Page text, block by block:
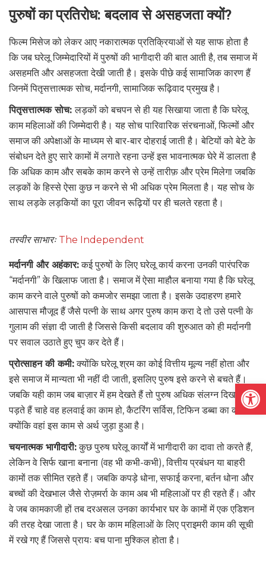
पुरुषों का प्रतिरोध: बदलाव से असहजता क्यों?
फिल्म मिसेज को लेकर आए नकारात्मक प्रतिक्रियाओं से यह साफ होता है
कि जब घरेलू जिम्मेदारियों में पुरुषों की भागीदारी की बात आती है, तब समाज में
असहमति और असहजता देखी जाती है। इसके पीछे कई सामाजिक कारण हैं
जिनमें पितृसत्तात्मक सोच, मर्दानगी, सामाजिक रूढ़िवाद प्रमुख है।
पितृसत्तात्मक सोच:लड़कों को बचपन से ही यह सिखाया जाता है कि घरेलू
काम महिलाओं की जिम्मेदारी है। यह सोच पारिवारिक संरचनाओं, फिल्मों और
समाज की अपेक्षाओं के माध्यम से बार-बार दोहराई जाती है। बेटियों को बेटे के
संबोधन देते हुए सारे कामों में लगाते रहना उन्हें इस भावनात्मक घेरे में डालता है
कि अधिक काम और सबके काम करने से उन्हें तारीफ़ और प्रेम मिलेगा जबकि
लड़कों के हिस्से ऐसा कुछ न करने से भी अधिक प्रेम मिलता है। यह सोच के
साथ लड़के लड़कियों का पूरा जीवन रूढ़ियों पर ही चलते रहता है।
तस्वीर साभारः The Independent
मर्दानगी और अहंकार:कई पुरुषों के लिए घरेलू कार्य करना उनकी पारंपरिक
“मर्दानगी” के खिलाफ जाता है। समाज में ऐसा माहौल बनाया गया है कि घरेलू
काम करने वाले पुरुषों को कमजोर समझा जाता है। इसके उदाहरण हमारे
आसपास मौजूद हैं जैसे पत्नी के साथ अगर पुरुष काम करा दे तो उसे पत्नी के
गुलाम की संज्ञा दी जाती है जिससे किसी बदलाव की शुरुआत को ही मर्दानगी
पर सवाल उठाते हुए चुप कर देते हैं।
प्रोत्साहन की कमी:क्योंकि घरेलू श्रम का कोई वित्तीय मूल्य नहीं होता और
इसे समाज में मान्यता भी नहीं दी जाती, इसलिए पुरुष इसे करने से बचते हैं।
जबकि यही काम जब बाज़ार में हम देखते हैं तो पुरुष अधिक संलग्न दिखाई
पड़ते हैं चाहे वह हलवाई का काम हो, कैटरिंग सर्विस, टिफिन डब्बा का काम हो
क्योंकि वहां इस काम से अर्थ जुड़ा हुआ है।
चयनात्मक भागीदारी:कुछ पुरुष घरेलू कार्यों में भागीदारी का दावा तो करते हैं,
लेकिन वे सिर्फ खाना बनाना (वह भी कभी-कभी), वित्तीय प्रबंधन या बाहरी
कामों तक सीमित रहते हैं। जबकि कपड़े धोना, सफाई करना, बर्तन धोना और
बच्चों की देखभाल जैसे रोज़मर्रा के काम अब भी महिलाओं पर ही रहते हैं। और
वे जब कामकाजी हों तब दरअसल उनका कार्यभार घर के कामों में एक एडिशन
की तरह देखा जाता है। घर के काम महिलाओं के लिए प्राइमरी काम की सूची
में रखे गए हैं जिससे प्रायः बच पाना मुश्किल होता है।